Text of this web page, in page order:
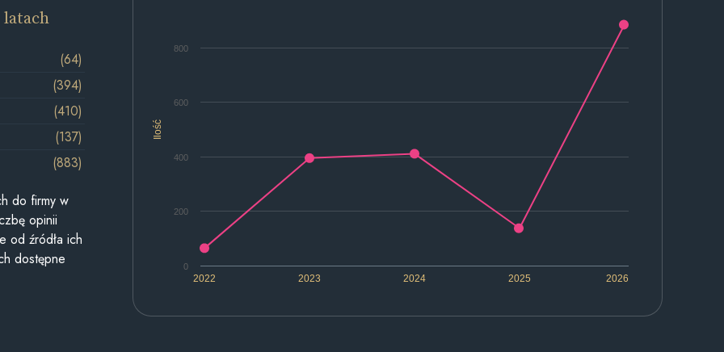
Ilość
2022 2023 2024 2025 2026
0
200
400
600
800
latach
(64)
(394)
(410)
(137)
(883)
do firmy w
opinii
od źródła ich
dostępne